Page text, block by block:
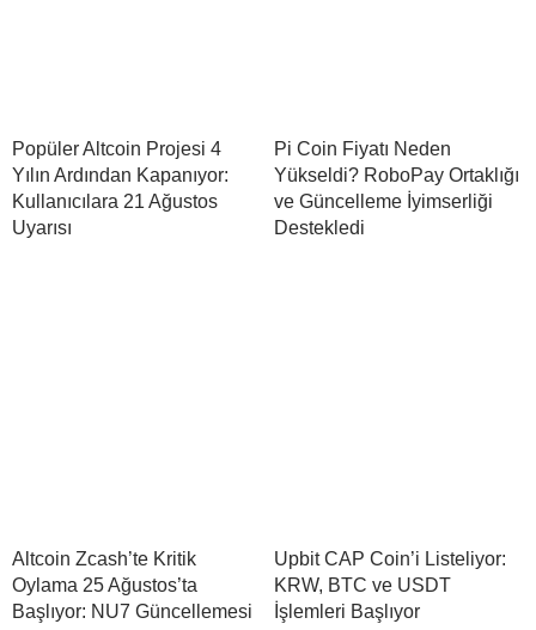
Popüler Altcoin Projesi 4
Yılın Ardından Kapanıyor:
Kullanıcılara 21 Ağustos
Uyarısı
Pi Coin Fiyatı Neden
Yükseldi? RoboPay Ortaklığı
ve Güncelleme İyimserliği
Destekledi
Altcoin Zcash’te Kritik
Oylama 25 Ağustos’ta
Başlıyor: NU7 Güncellemesi
Upbit CAP Coin’i Listeliyor:
KRW, BTC ve USDT
İşlemleri Başlıyor